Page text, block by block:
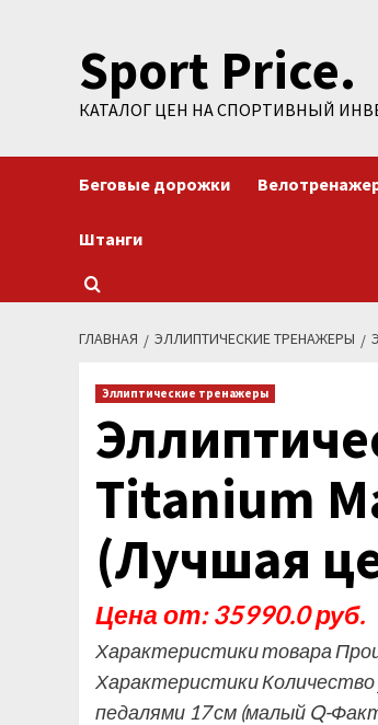
содержимомуSport Price.
КАТАЛОГ ЦЕН НА СПОРТИВНЫЙ
Беговые дорожки
Штанги
ГЛАВНАЯ ЭЛЛИПТИЧЕСКИЕ ТРЕНАЖЕРЫ
Эллиптические тренажеры
Titanium
(Лучшая
Цена от: 35990.0 руб.
Характеристики товара
Характеристики Количество
педалями 17 см (малый Q-